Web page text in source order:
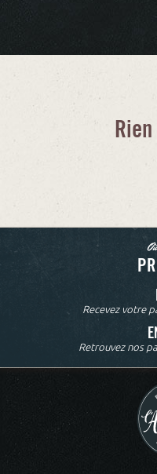
Recevez votre
Retrouvez nos